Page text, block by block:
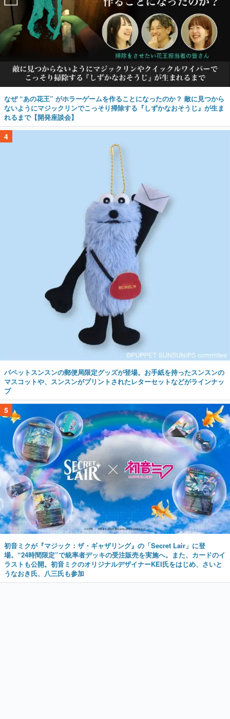
なぜ “あの花王” がホラーゲームを作ることになったのか？ 敵に見つから
ないようにマジックリンでこっそり掃除する『しずかなおそうじ』が生ま
れるまで【開発座談会】
4
パペットスンスンの郵便局限定グッズが登場。お手紙を持ったスンスンの
マスコットや、スンスンがプリントされたレターセットなどがラインナッ
プ
5
初音ミクが『マジック：ザ・ギャザリング』の「Secret Lair」に登
場。“24時間限定”で統率者デッキの受注販売を実施へ。また、カードのイ
ラストも公開。初音ミクのオリジナルデザイナーKEI氏をはじめ、さいと
うなおき氏、八三氏も参加